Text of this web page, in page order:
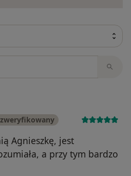
Agnieszkę, jest
a przy tym bardzo